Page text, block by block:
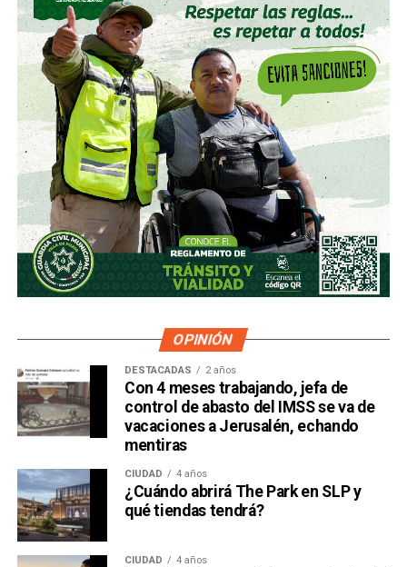
OPINIÓN
DESTACADAS 2 años
Con 4 meses trabajando, jefa de
control de abasto del IMSS se va de
vacaciones a Jerusalén, echando
mentiras
CIUDAD 4 años
¿Cuándo abrirá The Park en SLP y
qué tiendas tendrá?
CIUDAD 4 años